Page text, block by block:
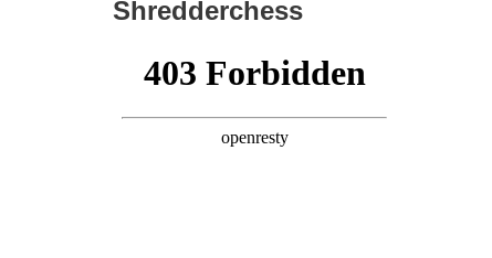
Shredderchess